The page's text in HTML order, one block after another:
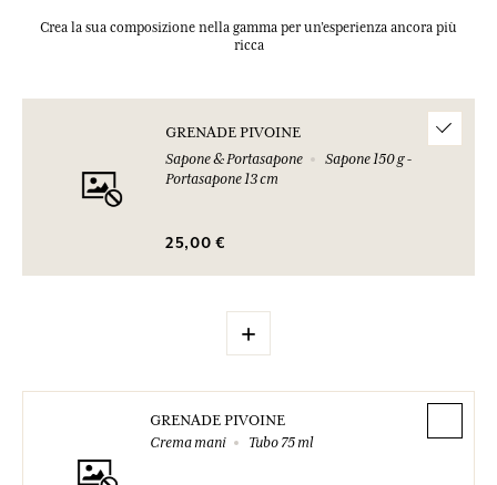
Crea la sua composizione nella gamma per un’esperienza ancora più
ricca
GRENADE PIVOINE
Sapone & Portasapone
Sapone 150 g -
Portasapone 13 cm
25,00 €
+
GRENADE PIVOINE
Crema mani
Tubo 75 ml